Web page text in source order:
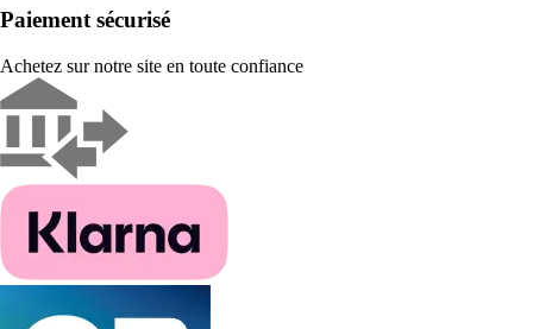
Paiement sécurisé
Achetez sur notre site en toute confiance